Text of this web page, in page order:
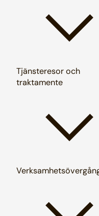
Tjänsteresor och
traktamente